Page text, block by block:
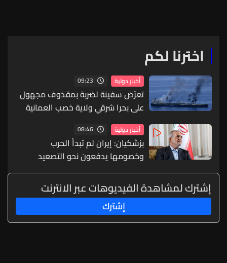
اخترنا لكم
أخبار دولية 09:23
تعرّض سفينة لضربة بمقذوف مجهول
على بحرا شرقي ولاية خصب العمانية
أخبار دولية 08:46
بزشكيان: إيران لم تبدأ الحرب
وخصومها يدفعون نحو التصعيد
إشترك لمشاهدة الفيديوهات عبر الانترنت
إشترك